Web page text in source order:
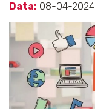
Data: 08-04-2024